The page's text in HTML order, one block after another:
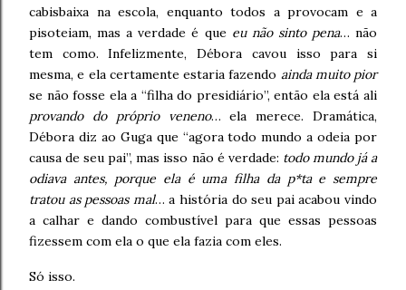
cabisbaixa na escola, enquanto todos a provocam e a
pisoteiam, mas a verdade é que eu não sinto pena… não
tem como. Infelizmente, Débora cavou isso para si
mesma, e ela certamente estaria fazendo ainda muito pior
se não fosse ela a “filha do presidiário”, então ela está ali
provando do próprio veneno… ela merece. Dramática,
Débora diz ao Guga que “agora todo mundo a odeia por
causa de seu pai”, mas isso não é verdade: todo mundo já a
odiava antes, porque ela é uma filha da p*ta e sempre
tratou as pessoas mal… a história do seu pai acabou vindo
a calhar e dando combustível para que essas pessoas
fizessem com ela o que ela fazia com eles.
Só isso.